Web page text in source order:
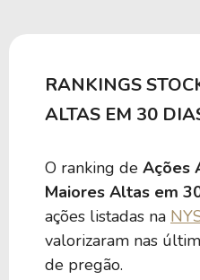
RANKINGS
ALTAS EM 30
O ranking de Ações
Maiores Altas em
ações listadas na
valorizaram nas
de pregão.